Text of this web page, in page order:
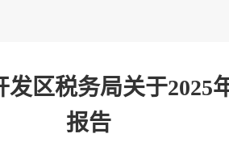
区税务局关于2025
报告